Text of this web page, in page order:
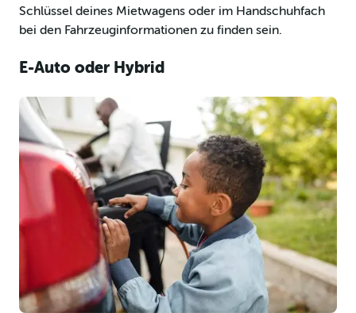
Schlüssel deines Mietwagens oder im Handschuhfach
bei den Fahrzeuginformationen zu finden sein.
E-Auto oder Hybrid